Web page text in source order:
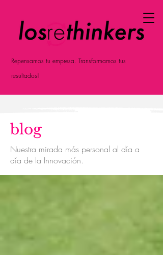
Repensamos tu empresa. Transformamos tus
resultados!
blog
Nuestra mirada más personal al día a
día de la Innovación.